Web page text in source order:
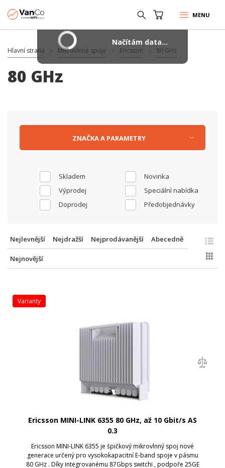
MENU
Hlavní strana Mikrovlnné spoje Ericsson 80 GHz
80 GHz
Skladem
Novinka
Výprodej
Speciální nabídka
Doprodej
Předobjednávky
ZNAČKAA PARAMETRY
Nejlevnější Nejdražší Nejprodávanější Abecedně
Nejnovější
Ericsson MINI-LINK 6355 80 GHz, až 10 Gbit/s AS
0.3
Ericsson MINI-LINK 6355 je špičkový mikrovlnný spoj nové
generace určený pro vysokokapacitní E-band spoje v pásmu
80 GHz . Díky integrovanému 87Gbps switchi , podpoře 25GE
varianty
Načítám data...